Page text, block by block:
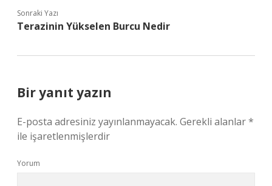
Sonraki Yazı
Terazinin Yükselen Burcu Nedir
Bir yanıt yazın
E-posta adresiniz yayınlanmayacak. Gerekli alanlar*
ile işaretlenmişlerdir
Yorum